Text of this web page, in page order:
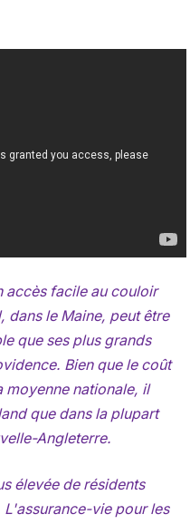
accès facile au couloir
dans le Maine, peut être
que ses plus grands
Bien que le coût
moyenne nationale, il
que dans la plupart
Angleterre.
élevée de résidents
L'assurance-vie pour les